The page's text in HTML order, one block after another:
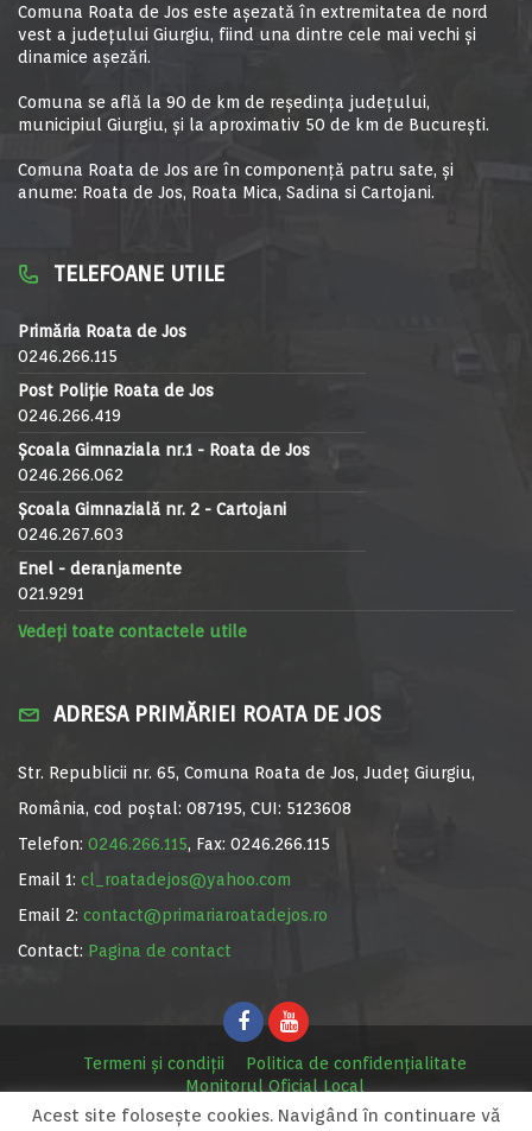
Comuna Roata de Jos este aşezată în extremitatea de nord
vest a judeţului Giurgiu, fiind una dintre cele mai vechi şi
dinamice aşezări.
Comuna se află la 90 de km de reşedinţa judeţului,
municipiul Giurgiu, şi la aproximativ 50 de km de Bucureşti.
Comuna Roata de Jos are în componență patru sate, și
anume: Roata de Jos, Roata Mica, Sadina si Cartojani.
TELEFOANE UTILE
Primăria Roata de Jos
0246.266.115
Post Poliție Roata de Jos
0246.266.419
Școala Gimnaziala nr.1 - Roata de Jos
0246.266.062
Școala Gimnazială nr. 2 - Cartojani
0246.267.603
Enel - deranjamente
021.9291
Vedeți toate contactele utile
ADRESA PRIMĂRIEI ROATA DE JOS
Str. Republicii nr. 65, Comuna Roata de Jos, Județ Giurgiu,
România, cod poștal: 087195, CUI: 5123608
Telefon: 0246.266.115, Fax: 0246.266.115
Email 1: cl_roatadejos@yahoo.com
Email 2: contact@primariaroatadejos.ro
Contact: Pagina de contact
Termeni și condiții
Politica de confidențialitate
Monitorul Oficial Local
© Primăria Roata de Jos, 2020. Site realizat de MediaDigi.ro
Acest site foloseşte cookies. Navigând în continuare vă